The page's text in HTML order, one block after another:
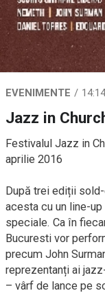
EVENIMENTE
Jazz in
Festivalul Jazz in
aprilie 2016
După trei ediții
acesta cu un line-
speciale. Ca în
Bucuresti vor
precum John
reprezentanți ai
– vârf de lance pe